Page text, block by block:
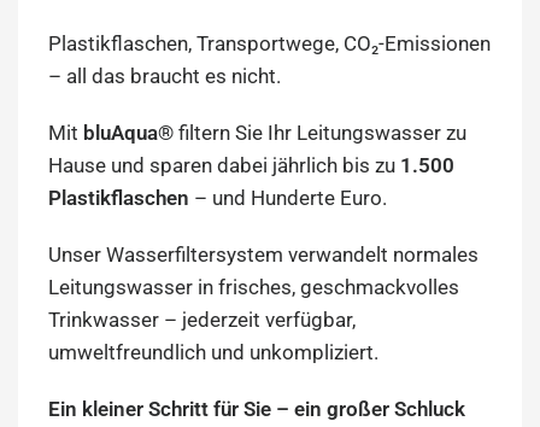
Plastikflaschen, Transportwege, CO₂-Emissionen
– all das braucht es nicht.
Mit bluAqua® filtern Sie Ihr Leitungswasser zu
Hause und sparen dabei jährlich bis zu 1.500
Plastikflaschen – und Hunderte Euro.
Unser Wasserfiltersystem verwandelt normales
Leitungswasser in frisches, geschmackvolles
Trinkwasser – jederzeit verfügbar,
umweltfreundlich und unkompliziert.
Ein kleiner Schritt für Sie – ein großer Schluck